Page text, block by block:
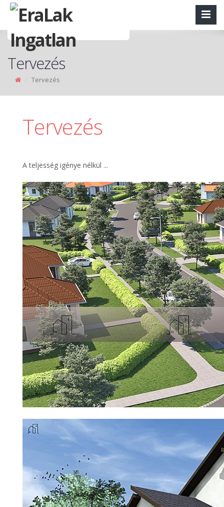
Tervezés
Tervezés
Tervezés
A teljesség igénye nélkül ...